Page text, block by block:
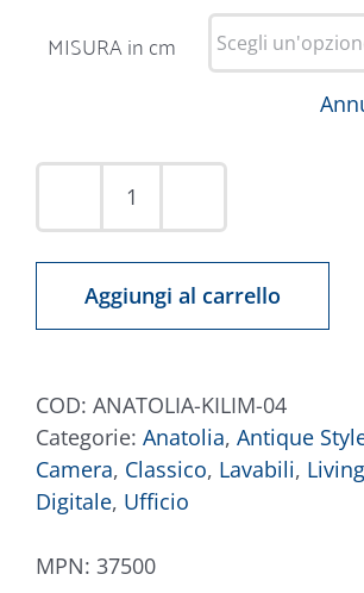
MISURA in cm
Tappeto
04
quantità
Aggiungi al carrello
COD: ANATOLIA-KILIM-04
Categorie: Anatolia, Antique
Camera, Classico, Lavabili, Living
Digitale, Ufficio
MPN: 37500